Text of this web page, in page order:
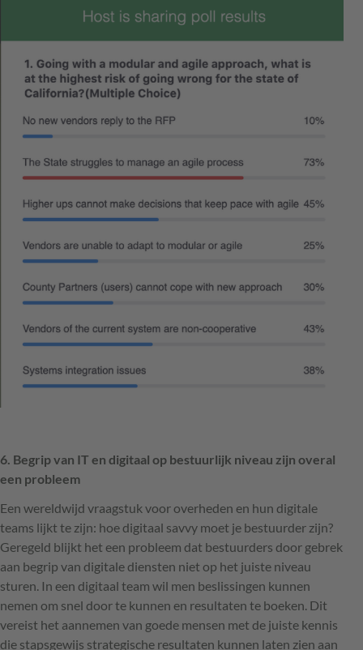
6. Begrip van IT en digitaal op bestuurlijk niveau zijn overal
een probleem
Een wereldwijd vraagstuk voor overheden en hun digitale
teams lijkt te zijn: hoe digitaal savvy moet je bestuurder zijn?
Geregeld blijkt het een probleem dat bestuurders door gebrek
aan begrip van digitale diensten niet op het juiste niveau
sturen. In een digitaal team wil men beslissingen kunnen
nemen om snel door te kunnen en resultaten te boeken. Dit
vereist het aannemen van goede mensen met de juiste kennis
die stapsgewijs strategische resultaten kunnen laten zien aan